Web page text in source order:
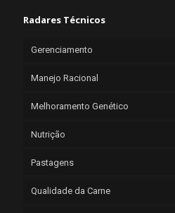
Radares Técnicos
Gerenciamento
Manejo Racional
Melhoramento Genético
Nutrição
Pastagens
Qualidade da Carne